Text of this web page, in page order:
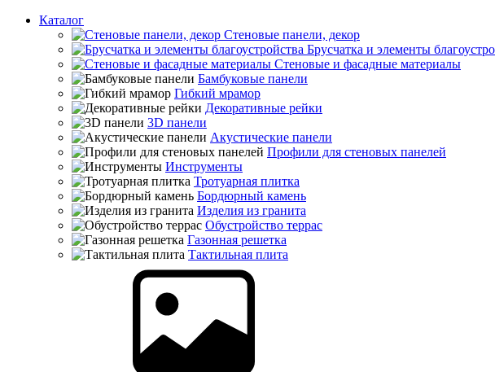
Каталог
Стеновые панели, декор
Брусчатка и элементы
Стеновые и фасадные материалы
Бамбуковые панели
Гибкий мрамор
Декоративные рейки
3D панели
Акустические панели
Профили для стеновых панелей
Инструменты
Тротуарная плитка
Бордюрный камень
Изделия из гранита
Обустройство террас
Газонная решетка
Тактильная плита